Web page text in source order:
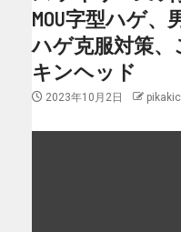
MOU字型ハゲ、
ハゲ克服対策
キンヘッド
2023年10月2日